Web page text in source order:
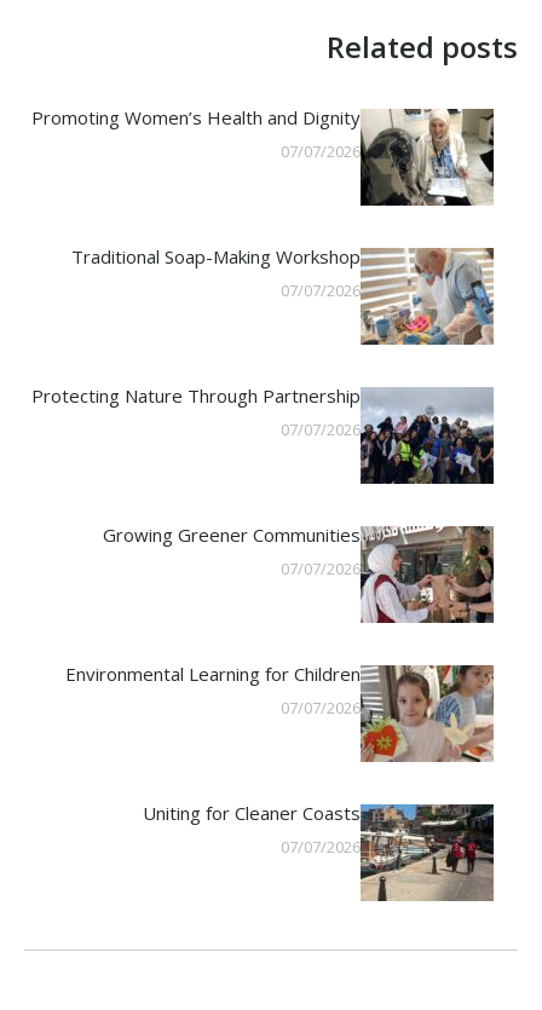
Related posts
Promoting Women’s Health and Dignity
07/07/2026
Traditional Soap-Making Workshop
07/07/2026
Protecting Nature Through Partnership
07/07/2026
Growing Greener Communities
07/07/2026
Environmental Learning for Children
07/07/2026
Uniting for Cleaner Coasts
07/07/2026